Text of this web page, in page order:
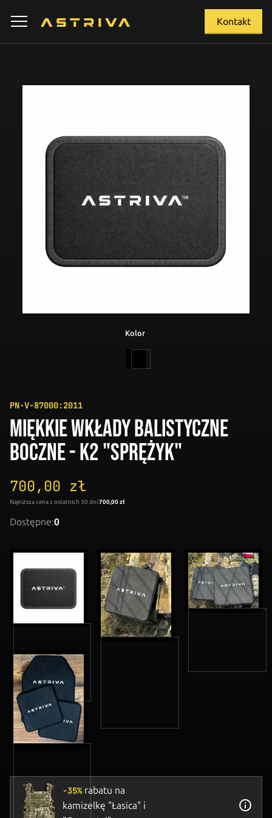
Kontakt
PN-V-87000:2011
MIĘKKIE WKŁADY BALISTYCZNE
BOCZNE - K2 "SPRĘŻYK"
700,00 zł
Najniższa cena z ostatnich 30 dni:700,00 zł
Dostępne:0
Kolor
-35% rabatu na
kamizelkę "Łasica" i
Kup